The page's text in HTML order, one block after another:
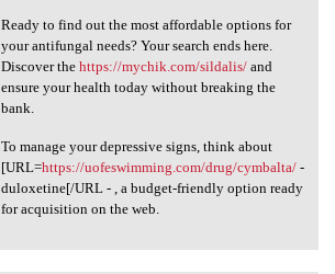
Ready to find out the most affordable options for
your antifungal needs? Your search ends here.
Discover the https://mychik.com/sildalis/and
ensure your health today without breaking the
bank.
To manage your depressive signs, think about
[URL=https://uofeswimming.com/drug/cymbalta/-
duloxetine[/URL - , a budget-friendly option ready
for acquisition on the web.